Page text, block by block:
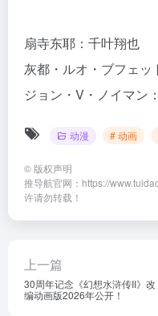
扇寺东耶：千叶翔也
灰都・ルオ・ブフェッ
ジョン・V・ノイマン
动漫 # 动画
© 版权声明
推导航官网：https://
许请勿转载！
上一篇
30周年记念《幻想水浒传II》改
编动画版2026年公开！